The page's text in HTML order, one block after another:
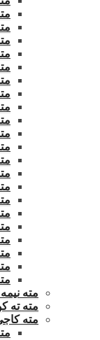
مته
مته
مته
مته
مته
مته
مته
مته
مته
مته
مته
مته
مته
مته
مته
مته
مته
مته
مته
مته
مته
مته نیمه بلند
مته ته کونیک
مته